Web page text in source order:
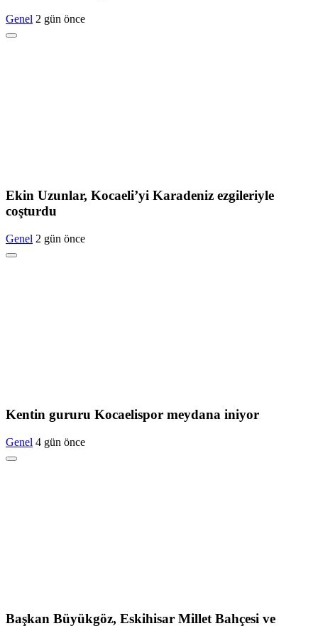
Genel 2 gün önce
Ekin Uzunlar, Kocaeli’yi Karadeniz ezgileriyle
coşturdu
Genel 2 gün önce
Kentin gururu Kocaelispor meydana iniyor
Genel 4 gün önce
Başkan Büyükgöz, Eskihisar Millet Bahçesi ve